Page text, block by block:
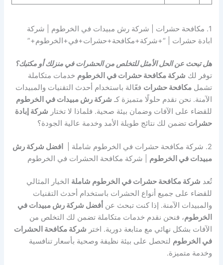
1. مكافحة حشرات | شركة رش مبيدات في الخرطوم | شركة
ابادة حشرات | “+شركة+مكافحة+حشرات+في+الخرطوم+”
هل تبحث عن الحل الأمثل للتخلص من الحشرات في منزلك أو مكتبك؟
توفر لك شركة مكافحة حشرات في الخرطوم خدمات متكاملة
تشملمكافحة حشرات فعّالة باستخدام أحدث التقنيات والمبيدات
الآمنة. نحن نقدم حلولًا متميزة كـ شركة رش مبيدات في الخرطوم
للقضاء على الآفات وضمان بيئة صحية. فلماذا لا تختار شركة إبادة
حشرات تضمن لك نتائج طويلة الأمد وخدمة عالية الجودة؟
2. شركة مكافحة حشرات في الخرطوم شاملة |
افضل شركة رش
مبيدات في الخرطوم | شركة مكافحة الحشرات في الخرطوم
تُعد شركة مكافحة حشرات في الخرطوم شاملة الخيار المثالي
للقضاء على جميع أنواع الحشرات باستخدام أحدث التقنيات
والمبيدات الآمنة. إذا كنت تبحث عن أفضل شركة رش مبيدات في
الخرطوم، فنحن نقدم خدمات متكاملة تضمن لك التخلص من
الآفات بشكل نهائي مع متابعة دورية. اختر شركة مكافحة الحشرات
في الخرطوم لتحصل على بيئة نظيفة وصحية بأسعار تنافسية
وخدمة متميزة.